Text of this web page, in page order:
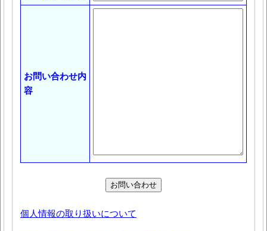
お問い合わせ内
容
個人情報の取り扱いについて